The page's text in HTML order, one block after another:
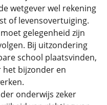
wetgever wel rekening
of levensovertuiging.
gelegenheid zijn
Bij uitzondering
school plaatsvinden,
bijzonder en
onderwijs zeker